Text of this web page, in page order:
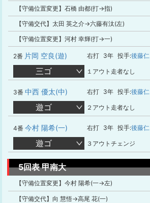
【守備位置変更】石橋 由都(打→指)
【守備交代】太田 英之介→六藤有汰(左)
【守備位置変更】河村 幸輝(打→一)
2番 片岡 空良(遊) 右打 3年 投手:後藤仁
三ゴ １アウト走者なし
3番 中西 優太(中) 右打 3年 投手:後藤仁
遊ゴ ２アウト走者なし
4番 今村 陽希(一) 右打 3年 投手:後藤仁
遊ゴ ３アウトチェンジ
5回表 甲南大
【守備位置変更】今村 陽希(一→左)
【守備交代】向 慧悟→高尾 花(一)